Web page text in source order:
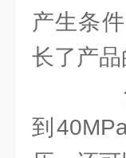
产生条
长了产品
公
到